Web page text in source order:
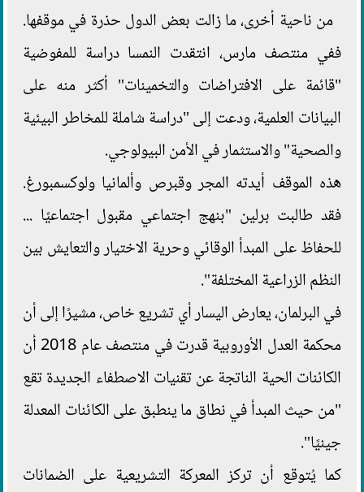
من ناحية أخرى، ما زالت بعض الدول حذرة في موقفها.
ففي منتصف مارس، انتقدت النمسا دراسة للمفوضية
"قائمة على الافتراضات والتخمينات" أكثر منه على
البيانات العلمية، ودعت إلى "دراسة شاملة للمخاطر البيئية
والصحية" والاستثمار في الأمن البيولوجي.
هذه الموقف أيدته المجر وقبرص وألمانيا ولوكسمبورغ.
فقد طالبت برلين "بنهج اجتماعي مقبول اجتماعيًا ...
للحفاظ على المبدأ الوقائي وحرية الاختيار والتعايش بين
النظم الزراعية المختلفة".
في البرلمان، يعارض اليسار أي تشريع خاص، مشيرًا إلى أن
محكمة العدل الأوروبية قدرت في منتصف عام 2018 أن
الكائنات الحية الناتجة عن تقنيات الاصطفاء الجديدة تقع
"من حيث المبدأ في نطاق ما ينطبق على الكائنات المعدلة
جينيًا".
كما يُتوقع أن تركز المعركة التشريعية على الضمانات